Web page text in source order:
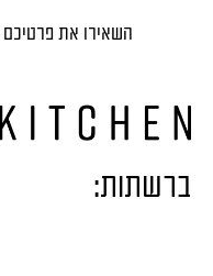
השאירו את
ברשתות: